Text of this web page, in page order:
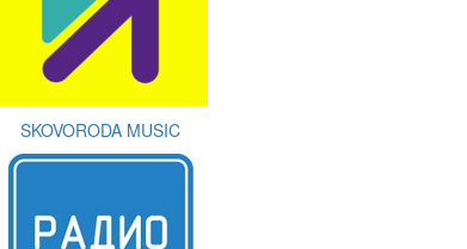
SKOVORODA MUSIC